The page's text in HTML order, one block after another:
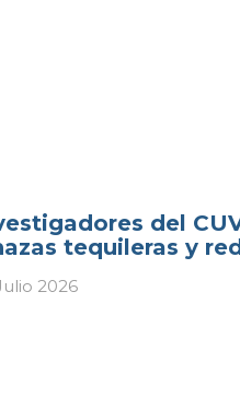
del
tequileras y
2026